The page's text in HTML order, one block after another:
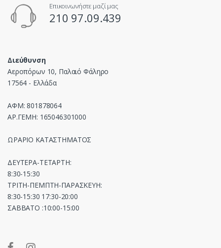
Επικοινωνήστε μαζί μας
210 97.09.439
Διεύθυνση
Αεροπόρων 10, Παλαιό Φάληρο
17564 - Ελλάδα
ΑΦΜ: 801878064
ΑΡ.ΓΕΜΗ: 165046301000
ΩΡΑΡΙΟ ΚΑΤΑΣΤΗΜΑΤΟΣ
ΔΕΥΤΕΡΑ-ΤΕΤΑΡΤΗ:
8:30-15:30
ΤΡΙΤΗ-ΠΕΜΠΤΗ-ΠΑΡΑΣΚΕΥΗ:
8:30-15:30 17:30-20:00
ΣΑΒΒΑΤΟ :10:00-15:00